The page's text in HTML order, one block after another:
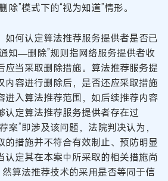
”模式下的“视为知道”情形。
如何认定算法推荐服务提供者是否已
知—删除”规则指网络服务提供者收
应当采取删除措施。算法推荐服务提
内容进行删除后，是否还应采取措施
进入算法推荐范围，如后续推荐内容
认定算法推荐服务提供者存在过
案”即涉及该问题，法院判决认为，
的措施并不符合有效制止、预防明显
认定其在本案中所采取的相关措施尚
然算法推荐技术的采用是否等同于信